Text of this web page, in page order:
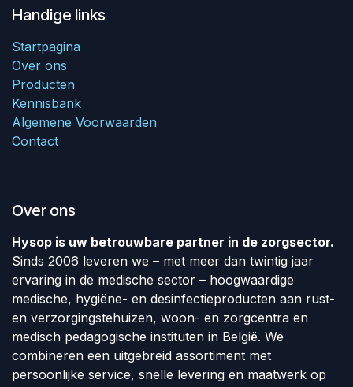
Handige links
Startpagina
Over ons
Producten
Kennisbank
Algemene Voorwaarden
Contact
Over ons
Hysop is uw betrouwbare partner in de zorgsector.
Sinds 2006 leveren we – met meer dan twintig jaar
ervaring in de medische sector – hoogwaardige
medische, hygiëne- en desinfectieproducten aan rust-
en verzorgingstehuizen, woon- en zorgcentra en
medisch pedagogische instituten in België. We
combineren een uitgebreid assortiment met
persoonlijke service, snelle levering en maatwerk op